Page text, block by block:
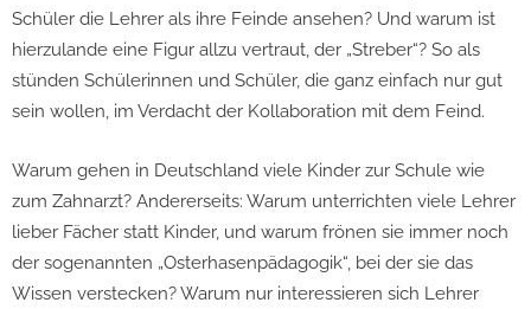
Schüler die Lehrer als ihre Feinde ansehen? Und warum ist
hierzulande eine Figur allzu vertraut, der „Streber“? So als
stünden Schülerinnen und Schüler, die ganz einfach nur gut
sein wollen, im Verdacht der Kollaboration mit dem Feind.
Warum gehen in Deutschland viele Kinder zur Schule wie
zum Zahnarzt? Andererseits: Warum unterrichten viele Lehrer
lieber Fächer statt Kinder, und warum frönen sie immer noch
der sogenannten „Osterhasenpädagogik“, bei der sie das
Wissen verstecken? Warum nur interessieren sich Lehrer